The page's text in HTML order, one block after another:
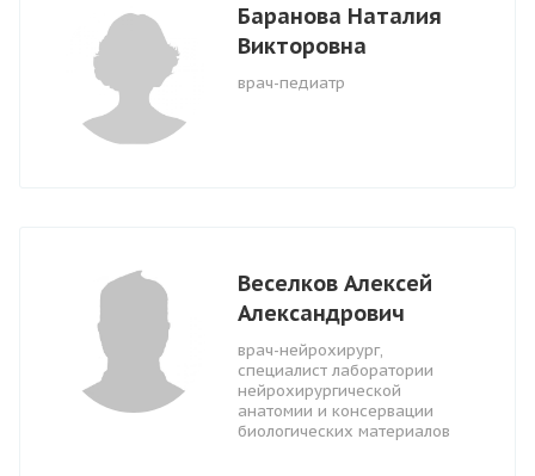
Баранова Наталия
Викторовна
врач-педиатр
Веселков Алексей
Александрович
врач-нейрохирург,
специалист лаборатории
нейрохирургической
анатомии и консервации
биологических материалов